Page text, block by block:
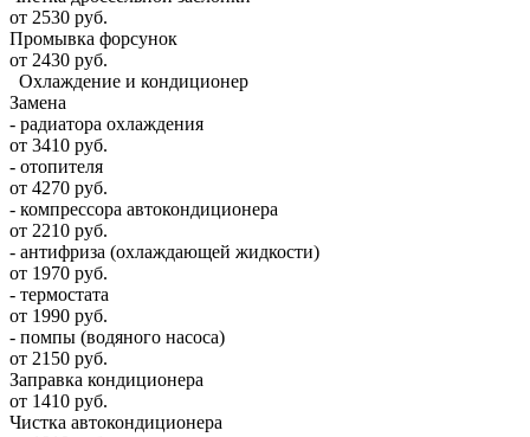
от 2530 руб.
Промывка форсунок
от 2430 руб.
Охлаждение и кондиционер
Замена
- радиатора охлаждения
от 3410 руб.
- отопителя
от 4270 руб.
- компрессора автокондиционера
от 2210 руб.
- антифриза (охлаждающей жидкости)
от 1970 руб.
- термостата
от 1990 руб.
- помпы (водяного насоса)
от 2150 руб.
Заправка кондиционера
от 1410 руб.
Чистка автокондиционера